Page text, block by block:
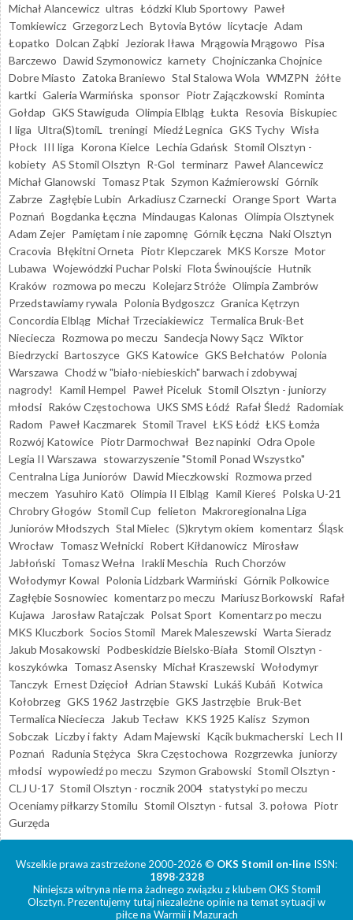
Michał Alancewicz ultras Łódzki Klub Sportowy Paweł
Tomkiewicz Grzegorz Lech Bytovia Bytów licytacje Adam
Łopatko Dolcan Ząbki Jeziorak Iława Mrągowia Mrągowo Pisa
Barczewo Dawid Szymonowicz karnety Chojniczanka Chojnice
Dobre Miasto Zatoka Braniewo Stal Stalowa Wola WMZPN żółte
kartki Galeria Warmińska sponsor Piotr Zajączkowski Rominta
Gołdap GKS Stawiguda Olimpia Elbląg Łukta Resovia Biskupiec
I liga Ultra(S)tomiL treningi Miedź Legnica GKS Tychy Wisła
Płock III liga Korona Kielce Lechia Gdańsk Stomil Olsztyn -
kobiety AS Stomil Olsztyn R-Gol terminarz Paweł Alancewicz
Michał Glanowski Tomasz Ptak Szymon Kaźmierowski Górnik
Zabrze Zagłębie Lubin Arkadiusz Czarnecki Orange Sport Warta
Poznań Bogdanka Łęczna Mindaugas Kalonas Olimpia Olsztynek
Adam Zejer Pamiętam i nie zapomnę Górnik Łęczna Naki Olsztyn
Cracovia Błękitni Orneta Piotr Klepczarek MKS Korsze Motor
Lubawa Wojewódzki Puchar Polski Flota Świnoujście Hutnik
Kraków rozmowa po meczu Kolejarz Stróże Olimpia Zambrów
Przedstawiamy rywala Polonia Bydgoszcz Granica Kętrzyn
Concordia Elbląg Michał Trzeciakiewicz Termalica Bruk-Bet
Nieciecza Rozmowa po meczu Sandecja Nowy Sącz Wiktor
Biedrzycki Bartoszyce GKS Katowice GKS Bełchatów Polonia
Warszawa Chodź w "biało-niebieskich" barwach i zdobywaj
nagrody!
Kamil Hempel Paweł Piceluk Stomil Olsztyn - juniorzy
młodsi Raków Częstochowa UKS SMS Łódź Rafał Śledź Radomiak
Radom Paweł Kaczmarek Stomil Travel ŁKS Łódź ŁKS Łomża
Rozwój Katowice Piotr Darmochwał Bez napinki Odra Opole
Legia II Warszawa stowarzyszenie "Stomil Ponad Wszystko"
Centralna Liga Juniorów Dawid Mieczkowski Rozmowa przed
meczem Yasuhiro Katō Olimpia II Elbląg Kamil Kiereś Polska U-21
Chrobry Głogów Stomil Cup felieton Makroregionalna Liga
Juniorów Młodszych Stal Mielec (S)krytym okiem komentarz Śląsk
Wrocław Tomasz Wełnicki Robert Kiłdanowicz Mirosław
Jabłoński Tomasz Wełna Irakli Meschia Ruch Chorzów
Wołodymyr Kowal Polonia Lidzbark Warmiński Górnik Polkowice
Zagłębie Sosnowiec komentarz po meczu Mariusz Borkowski Rafał
Kujawa
Jarosław Ratajczak Polsat Sport Komentarz po meczu
MKS Kluczbork Socios Stomil Marek Maleszewski Warta Sieradz
Jakub Mosakowski Podbeskidzie Bielsko-Biała Stomil Olsztyn -
koszykówka Tomasz Asensky Michał Kraszewski Wołodymyr
Tanczyk Ernest Dzięcioł Adrian Stawski Lukáš Kubáň Kotwica
Kołobrzeg GKS 1962 Jastrzębie GKS Jastrzębie Bruk-Bet
Termalica Nieciecza
Jakub Tecław KKS 1925 Kalisz Szymon
Sobczak Liczby i fakty Adam Majewski Kącik bukmacherski Lech II
Poznań Radunia Stężyca Skra Częstochowa Rozgrzewka juniorzy
młodsi wypowiedź po meczu Szymon Grabowski Stomil Olsztyn -
CLJ U-17 Stomil Olsztyn - rocznik 2004 statystyki po meczu
Oceniamy piłkarzy Stomilu Stomil Olsztyn - futsal 3. połowa Piotr
Gurzęda
Wszelkie prawa zastrzeżone 2000-2026 © OKS Stomil on-line ISSN:
1898-2328
Niniejsza witryna nie ma żadnego związku z klubem OKS Stomil
Olsztyn. Prezentujemy tutaj niezależne opinie na temat sytuacji w
piłce na Warmii i Mazurach